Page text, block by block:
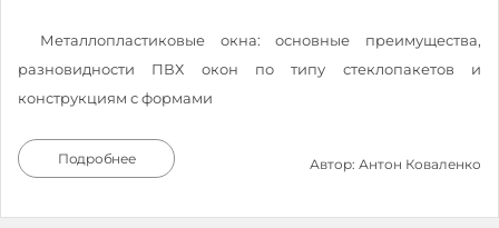
Металлопластиковые окна: основные преимущества,
разновидности ПВХ окон по типу стеклопакетов и
конструкциям с формами
Подробнее Автор: Антон Коваленко